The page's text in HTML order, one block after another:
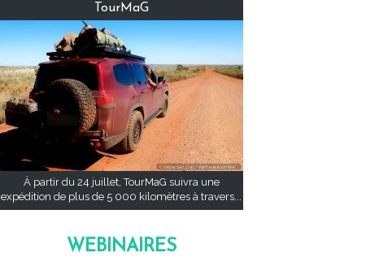
TourMaG
À partir du 24 juillet, TourMaG suivra une
expédition de plus de 5 000 kilomètres à travers...
WEBINAIRES